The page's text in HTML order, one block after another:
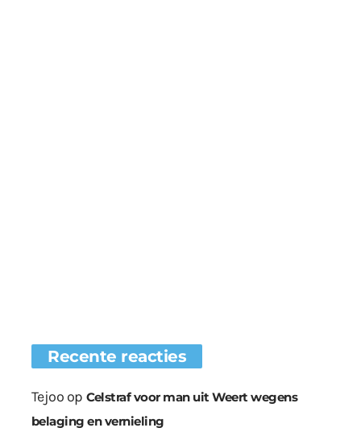
Recente reacties
Tejoo op Celstraf voor man uit Weert wegens
belaging en vernieling